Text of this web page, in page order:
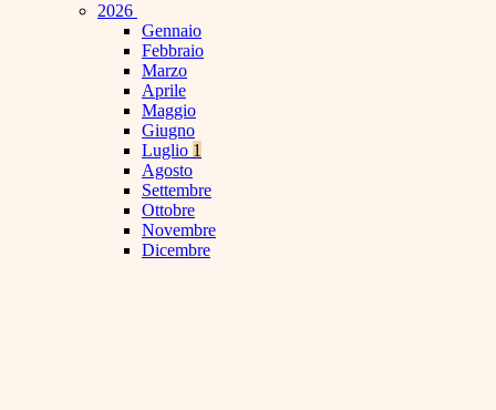
2026
Gennaio
Febbraio
Marzo
Aprile
Maggio
Giugno
Luglio 1
Agosto
Settembre
Ottobre
Novembre
Dicembre